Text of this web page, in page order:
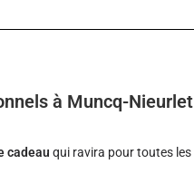
à Muncq-Nieurlet
cadeau qui ravira pour toutes les